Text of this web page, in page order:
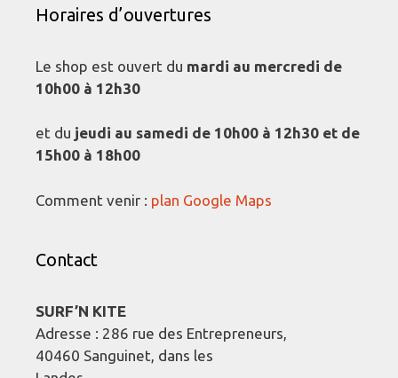
Horaires d’ouvertures
Le shop est ouvert du mardi au mercredi de
10h00 à 12h30
et du jeudi au samedi de 10h00 à 12h30 et de
15h00 à 18h00
Comment venir : plan Google Maps
Contact
SURF’N KITE
Adresse : 286 rue des Entrepreneurs,
40460 Sanguinet, dans les